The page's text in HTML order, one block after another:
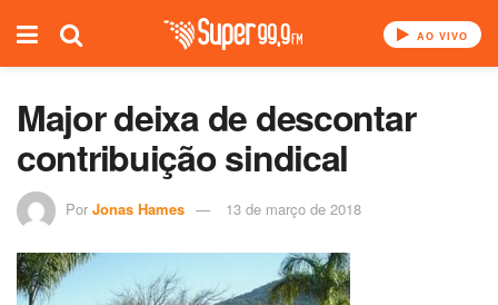
AO VIVO
Major deixa de descontar
contribuição sindical
Por Jonas Hames 13 de março de 2018